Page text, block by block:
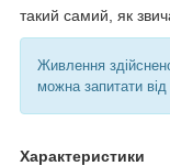
такий самий, як
Живлення
можна запитати
Характеристики